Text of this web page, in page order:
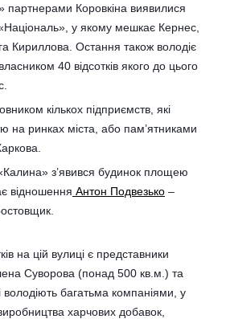
Коровкіна виявилися
у якому мешкає Кернес,
Кириллова. Остання також володіє
40 відсотків якого до цього
кількох підприємств, які
на ринках міста, або пам’ятниками
з’явився будинок площею
відношення Антон Подвезько –
на цій вулиці є представники
Суворова (понад 500 кв.м.) та
багатьма компаніями, у
харчових добавок,